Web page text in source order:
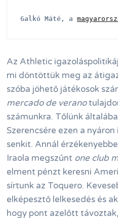
Galkó Máté, a
Az Athletic
mi döntöttük meg az
szóba jöhető játékosok
mercado de verano
számunkra. Tőlünk
Szerencsére ezen a
senkit. Annál
Iraola megszűnt one club
elment pénzt keresni
sírtunk az Toquero.
elképesztő lelkesedés és
hogy pont azelőtt